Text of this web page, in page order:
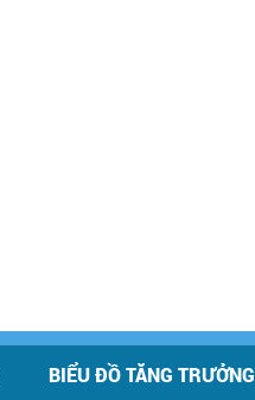
BIỂU ĐỒ TĂNG TRƯỞNG